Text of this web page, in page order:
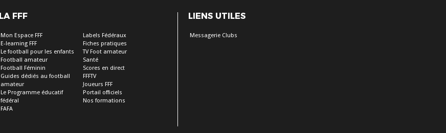
LA FFF
Mon Espace FFF
E-learning FFF
Le football pour les enfants
Football amateur
Football Féminin
Guides dédiés au football
amateur
Le Programme éducatif
fédéral
FAFA
Labels Fédéraux
Fiches pratiques
TV Foot amateur
Santé
Scores en direct
FFFTV
Joueurs FFF
Portail officiels
Nos formations
LIENS UTILES
Messagerie Clubs